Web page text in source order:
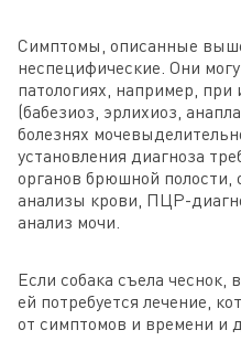
Симптомы, описанные
неспецифические. Они
патологиях, например,
(бабезиоз, эрлихиоз,
болезнях
установления диагноза
органов брюшной
анализы крови, ПЦР-
анализ мочи.
Если собака съела чеснок,
ей потребуется лечение,
от симптомов и времени и